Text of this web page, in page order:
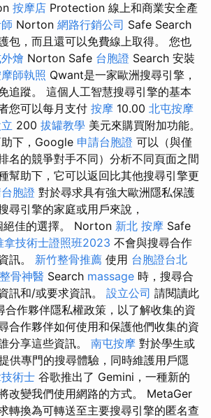
按摩店 Protection 線上和商業安全產
Norton 網路行銷公司 Safe Search
包，而且還可以免費線上取得。 您也
燴 Norton Safe 台胞證 Search 安裝
師執照 Qwant是一家歐洲搜尋引擎，
追蹤。 這個人工智慧搜尋引擎的基本
您可以每月支付 按摩 10.00 北屯按摩
200 拔罐教學 美元來購買附加功能。
下，Google 申請台胞證 可以（與僅
名的競爭對手不同）分析不同頁面之間
幫助下，它可以返回比其他搜尋引擎更
胞證 對於尋求具有強大歐洲隱私保護
尋引擎的家庭或用戶來說，
佳的選擇。 Norton 新北 按摩 Safe
拿技術士證照班2023 不會與搜尋合作
訊。 新竹整骨推薦 使用 台胞證台北
骨神醫 Search massage 時，搜尋合
訊和/或要求資訊。 設立公司 請閱讀此
作夥伴隱私權政策，以了解收集的資
合作夥伴如何使用和保護他們收集的資
分享這些資訊。 南屯按摩 對於學生或
供專門的搜尋體驗，同時維護用戶隱
術士 谷歌推出了 Gemini，一種新的
改變我們使用網路的方式。 MetaGer
轉換為可轉送至主要搜尋引擎的匿名查